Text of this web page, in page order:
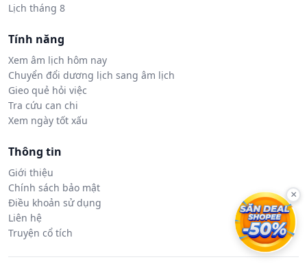
Lịch tháng 8
Tính năng
Xem âm lịch hôm nay
Chuyển đổi dương lịch sang âm lịch
Gieo quẻ hỏi việc
Tra cứu can chi
Xem ngày tốt xấu
Thông tin
Giới thiệu
Chính sách bảo mật
Điều khoản sử dụng
Liên hệ
Truyện cổ tích
×